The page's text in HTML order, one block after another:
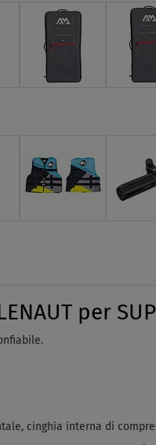
per SUP
cinghia interna di